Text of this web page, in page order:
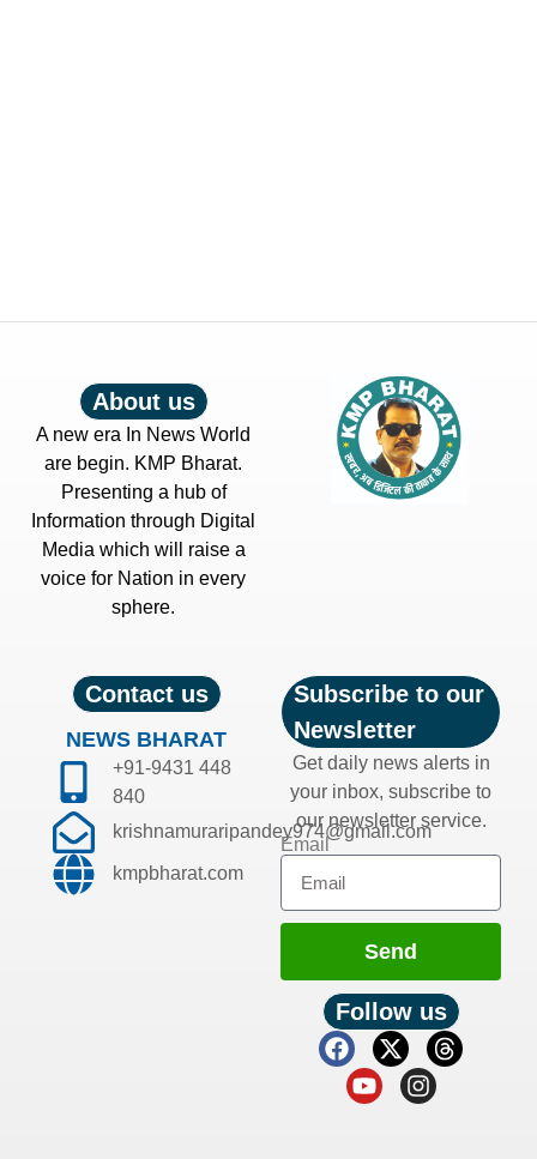
About us
A new era In News World
are begin. KMP Bharat.
Presenting a hub of
Information through Digital
Media which will raise a
voice for Nation in every
sphere.
Contact us
NEWS BHARAT
+91-9431 448
840
krishnamuraripandey974@gmail.com
kmpbharat.com
Subscribe to our
Newsletter
Get daily news alerts in
your inbox, subscribe to
our newsletter service.
Email
Send
Follow us